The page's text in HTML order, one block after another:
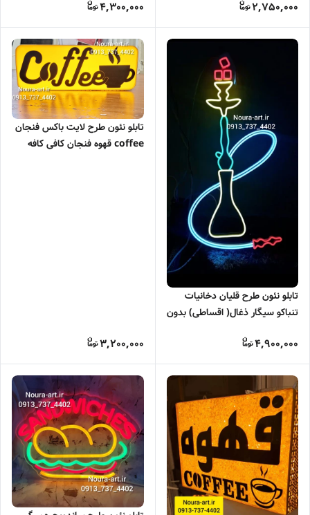
2,750,000
4,300,000
تابلو نئون طرح قلیان دخانیات
تنباکو سیگار ذغال( اقساطی) بدون
4,900,000
تابلو نئون طرح لایت باکس فنجان
coffee قهوه فنجان کافی کافه
3,200,000